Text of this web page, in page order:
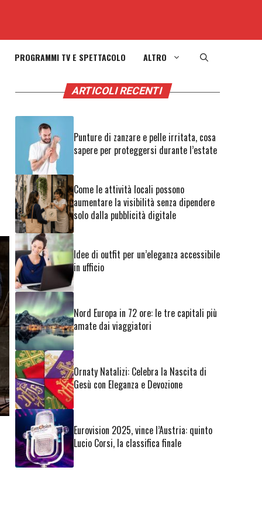
PROGRAMMI TV E SPETTACOLO ALTRO
ARTICOLI RECENTI
Punture di zanzare e pelle irritata, cosa
sapere per proteggersi durante l’estate
Come le attività locali possono
aumentare la visibilità senza dipendere
solo dalla pubblicità digitale
Idee di outfit per un’eleganza accessibile
in ufficio
Nord Europa in 72 ore: le tre capitali più
amate dai viaggiatori
Ornaty Natalizi: Celebra la Nascita di
Gesù con Eleganza e Devozione
Eurovision 2025, vince l’Austria: quinto
Lucio Corsi, la classifica finale